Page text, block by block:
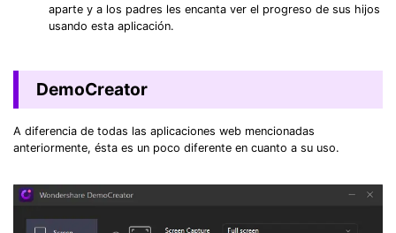
aparte y a los padres les encanta ver el progreso de sus hijos
usando esta aplicación.
DemoCreator
A diferencia de todas las aplicaciones web mencionadas
anteriormente, ésta es un poco diferente en cuanto a su uso.